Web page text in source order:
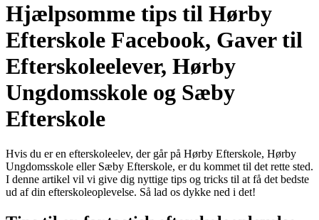
Hjælpsomme tips til Hørby
Efterskole Facebook, Gaver til
Efterskoleelever, Hørby
Ungdomsskole og Sæby
Efterskole
Hvis du er en efterskoleelev, der går på Hørby Efterskole, Hørby
Ungdomsskole eller Sæby Efterskole, er du kommet til det rette sted.
I denne artikel vil vi give dig nyttige tips og tricks til at få det bedste
ud af din efterskoleoplevelse. Så lad os dykke ned i det!